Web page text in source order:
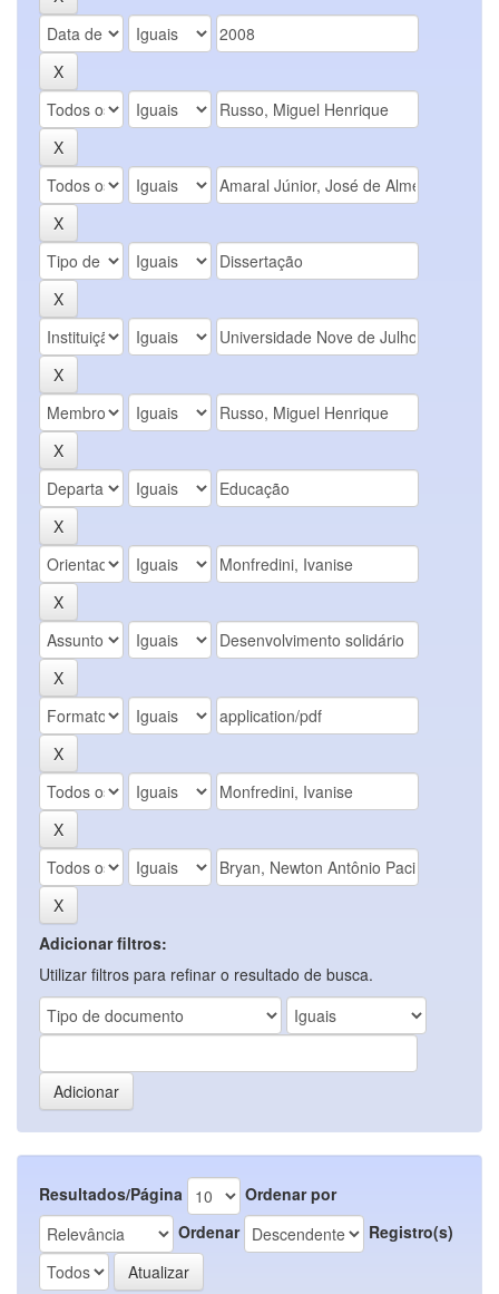
Adicionar filtros:
Utilizar filtros para refinar o resultado de busca.
Resultados/Página
Ordenar por
Ordenar
Registro(s)